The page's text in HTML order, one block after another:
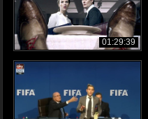
01:29:39